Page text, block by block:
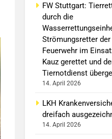
FW Stuttgart:
durch die
Strömungsretter der
Feuerwehr im
Kauz gerettet und
Tiernotdienst
14. April 2026
LKH
dreifach
14. April 2026